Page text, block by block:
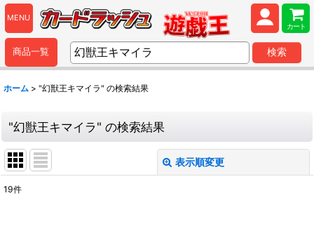
MENU
カート
商品一覧 検索
ホーム > "幻獣王キマイラ" の検索結果
"幻獣王キマイラ" の検索結果
表示順変更
19件